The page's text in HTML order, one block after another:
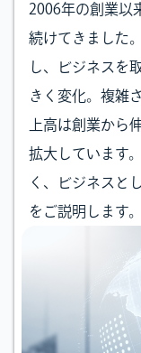
2006年の創業以
続けてきました
し、ビジネスを
きく変化。複雑
上高は創業から
拡大しています
く、ビジネスと
をご説明します。